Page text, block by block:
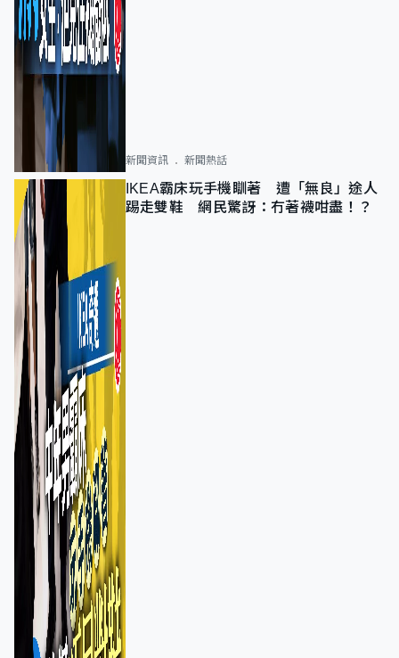
新聞資訊 新聞熱話
IKEA霸床玩手機瞓著 遭「無良」途人
踢走雙鞋 網民驚訝：冇著襪咁盡！？